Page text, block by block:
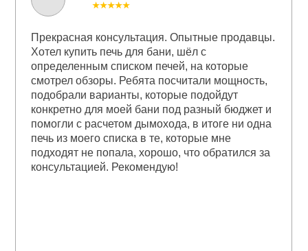
★★★★★
Прекрасная консультация. Опытные продавцы.
Хотел купить печь для бани, шёл с
определенным списком печей, на которые
смотрел обзоры. Ребята посчитали мощность,
подобрали варианты, которые подойдут
конкретно для моей бани под разный бюджет и
помогли с расчетом дымохода, в итоге ни одна
печь из моего списка в те, которые мне
подходят не попала, хорошо, что обратился за
консультацией. Рекомендую!